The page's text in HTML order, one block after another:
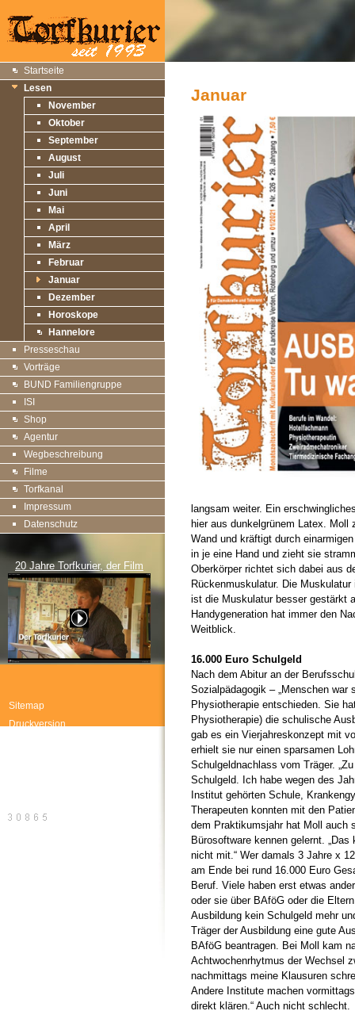
Startseite
Lesen
November
Oktober
September
August
Juli
Juni
Mai
April
März
Februar
Januar
Dezember
Horoskope
Hannelore
Presseschau
Vorträge
BUND Familiengruppe
ISI
Shop
Agentur
Wegbeschreibung
Filme
Torfkanal
Impressum
Datenschutz
20 Jahre Torfkurier, der Film
Sitemap
Druckversion
Januar
langsam weiter. Ein
hier aus dunkelgrünem Latex.
Wand und kräftigt durch
in je eine Hand und zieht sie
Oberkörper richtet sich dabei aus
Rückenmuskulatur. Die
ist die Muskulatur besser gestärkt
Handygeneration hat immer den
Weitblick.
16.000 Euro Schulgeld
Nach dem Abitur an der
Sozialpädagogik – „Menschen war
Physiotherapie entschieden. Sie
Physiotherapie) die schulische
gab es ein Vierjahreskonzept mit
erhielt sie nur einen sparsamen
Schulgeldnachlass vom Träger.
Schulgeld. Ich habe wegen des
Institut gehörten Schule,
Therapeuten konnten mit den
dem Praktikumsjahr hat Moll auch
Bürosoftware kennen gelernt.
nicht mit.“ Wer damals 3 Jahre x
am Ende bei rund 16.000 Euro
Beruf. Viele haben erst etwas
oder sie über BAföG oder die
Ausbildung kein Schulgeld mehr
Träger der Ausbildung eine gute
BAföG beantragen. Bei Moll kam
Achtwochenrhytmus der Wechsel
nachmittags meine Klausuren
Andere Institute machen
direkt klären.“ Auch nicht schlecht.